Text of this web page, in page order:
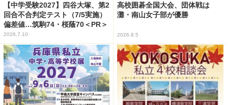
【中学受験2027】四谷大塚、第2
回合不合判定テスト（7/5実施）
偏差値…筑駒74・桜蔭70＜PR＞
2026.7.10
高校囲碁全国大会、団体戦は
灘・南山女子部が優勝
2026.8.5